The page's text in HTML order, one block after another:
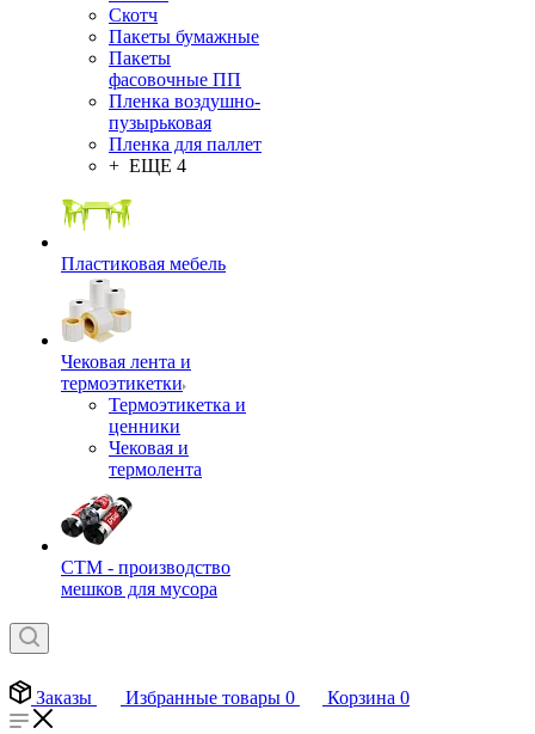
Скотч
Пакеты бумажные
Пакеты
фасовочные ПП
Пленка воздушно-
пузырьковая
Пленка для паллет
+ ЕЩЕ 4
Пластиковая мебель
Чековая лента и
термоэтикетки
Термоэтикетка и
ценники
Чековая и
термолента
СТМ - производство
мешков для мусора
Заказы Избранные товары 0 Корзина 0